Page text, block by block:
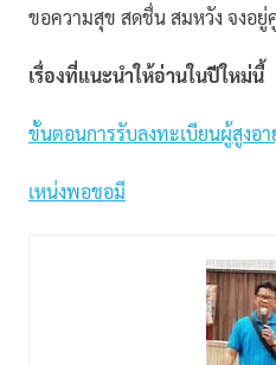
ขอความสุข สดชื่น สมหวัง จงอ
เรื่องที่แนะนำให้อ่านในปีใหม่นี้
ขั้นตอนการรับลงทะเบียนผู้สูงอา
เหน่งพอชอมี